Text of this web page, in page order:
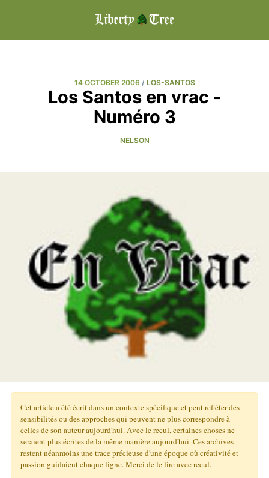
14 OCTOBER 2006 / LOS-SANTOS
Los Santos en vrac -
Numéro 3
NELSON
Cet article a été écrit dans un contexte spécifique et peut refléter des
sensibilités ou des approches qui peuvent ne plus correspondre à
celles de son auteur aujourd'hui. Avec le recul, certaines choses ne
seraient plus écrites de la même manière aujourd'hui. Ces archives
restent néanmoins une trace précieuse d'une époque où créativité et
passion guidaient chaque ligne. Merci de le lire avec recul.